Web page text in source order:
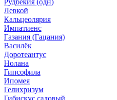
Рудбекия (одн)
Левкой
Кальцеолярия
Импатиенс
Газания (Гацания)
Василёк
Доротеантус
Нолана
Гипсофила
Ипомея
Гелихризум
Гибискус садовый